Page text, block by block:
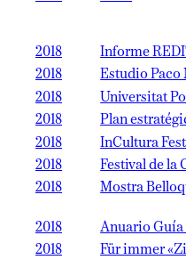
2018
Informe
2018
Estudio Paco
2018
Universitat
2018
Plan
2018
InCultura Fest
2018
Festival de la
2018
Mostra
2018
Anuario Guía
2018
Für immer